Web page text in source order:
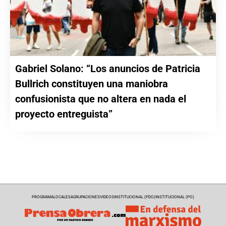
Gabriel Solano: “Los anuncios de Patricia
Bullrich constituyen una maniobra
confusionista que no altera en nada el
proyecto entreguista”
PROGRAMALOCALESAGRUPACIONESVIDEOSINSTITUCIONAL (PDO)INSTITUCIONAL (PO)